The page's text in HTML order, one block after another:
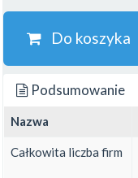
Do koszyka
Podsumowanie
Nazwa
Całkowita liczba firm